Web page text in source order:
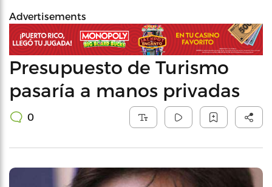
Advertisements
Presupuesto de Turismo
pasaría a manos privadas
0